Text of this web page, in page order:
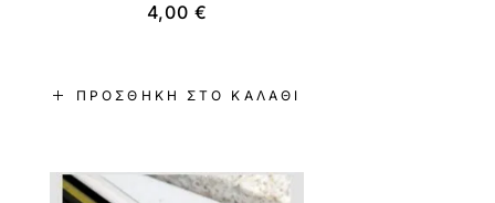
ΠΡΟΣΘΉΚΗ ΣΤΟ ΚΑΛΆΘΙ
4,00 €